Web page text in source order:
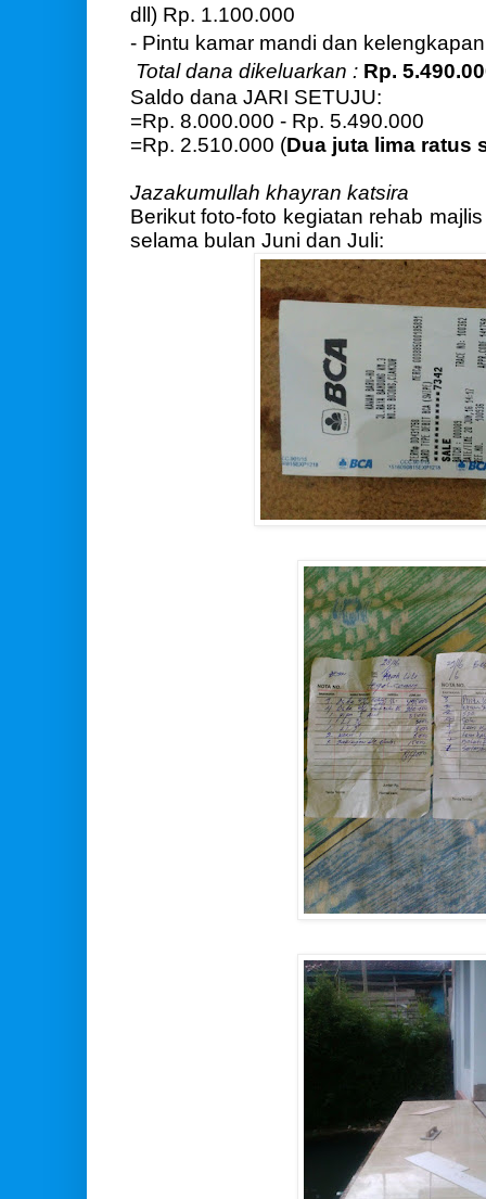
dll) Rp. 1.100.000
- Pintu kamar mandi dan
Total dana dikeluarkan : Rp.
Saldo dana JARI SETUJU:
=Rp. 8.000.000 - Rp. 5.490.000
=Rp. 2.510.000 (Dua juta lima ratus
Jazakumullah khayran katsira
Berikut foto-foto kegiatan rehab
selama bulan Juni dan Juli: